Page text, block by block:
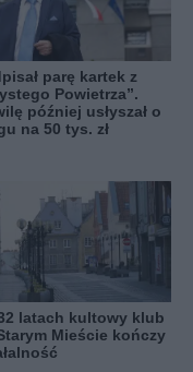
parę kartek z
Powietrza”.
później usłyszał o
na 50 tys. zł
latach kultowy klub
Mieście kończy